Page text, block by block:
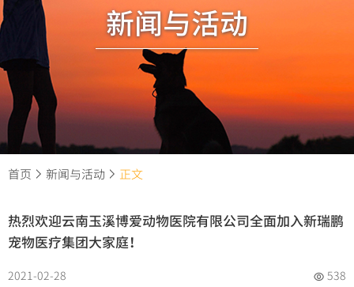
新闻与活动
首页 新闻与活动 正文
热烈欢迎云南玉溪博爱动物医院有限公司全面加入新瑞鹏
宠物医疗集团大家庭！
2021-02-28 538